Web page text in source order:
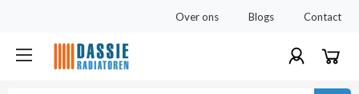
Over ons Blogs Contact